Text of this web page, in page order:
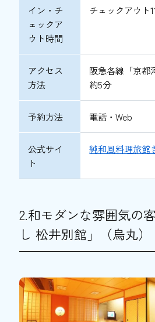
イン・チ
ェックア
ウト時間
チェックアウト
アクセス
方法
阪急各線「京都
約5分
予約方法 電話・Web
公式サイ
ト
純和風料理旅館
2.和モダンな雰囲気の
し 松井別館」（烏丸）